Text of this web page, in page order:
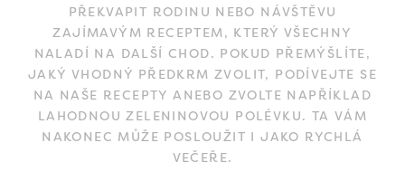
PŘEKVAPIT RODINU NEBO NÁVŠTĚVU
ZAJÍMAVÝM RECEPTEM, KTERÝ VŠECHNY
NALADÍ NA DALŠÍ CHOD. POKUD PŘEMÝŠLÍTE,
JAKÝ VHODNÝ PŘEDKRM ZVOLIT, PODÍVEJTE SE
NA NAŠE RECEPTY ANEBO ZVOLTE NAPŘÍKLAD
LAHODNOU ZELENINOVOU POLÉVKU. TA VÁM
NAKONEC MŮŽE POSLOUŽIT I JAKO RYCHLÁ
VEČEŘE.